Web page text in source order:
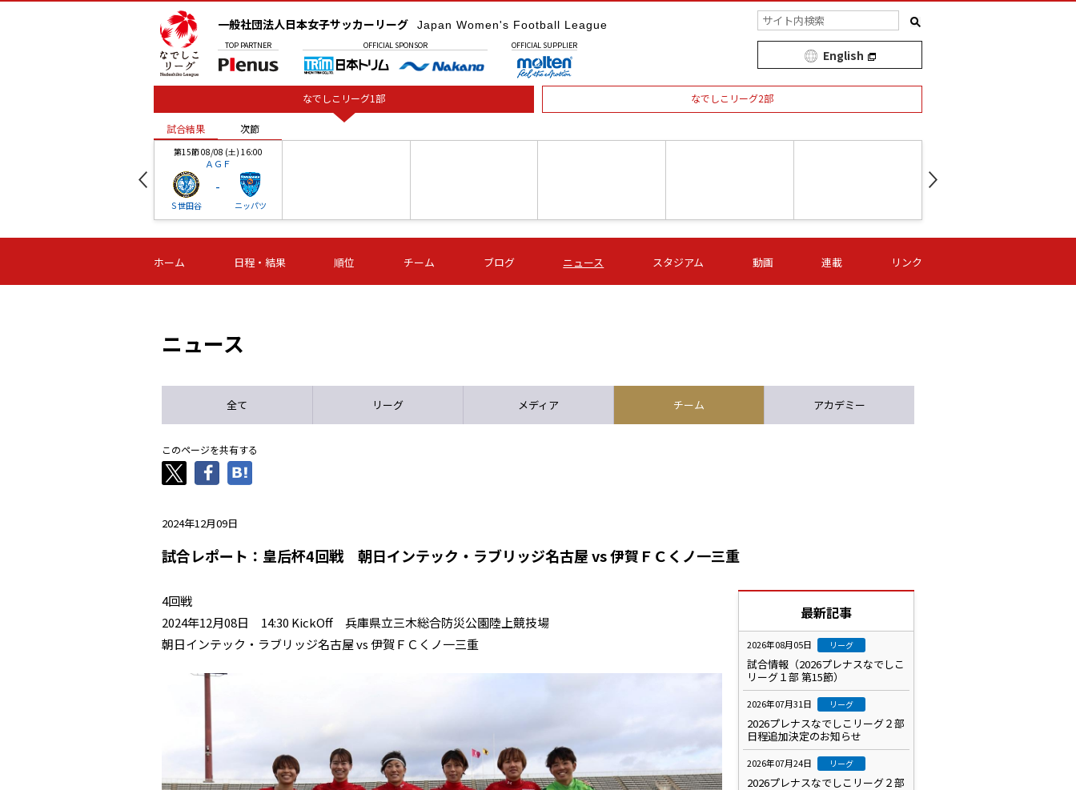
一般社団法人日本女子サッカーリーグ Japan Women's Football League
TOP PARTNER OFFICIAL SPONSOR OFFICIAL SUPPLIER
English
なでしこリーグ1部 なでしこリーグ2部
試合結果 次節
第15節 08/08 (土) 16:00
ＡＧＦ
Ｓ世田谷
-
ニッパツ
-
第16節 09/05 (土) 15:00
ニッパツ
-
第16節 09/05 (土) 15:00
石人の星
-
第16節 09/05 (土) 16:00
ＡＧＦ
-
いちご
-
第16節 09/06 (日) 15:00
-
第16節 09/06 (日) 15:00
- -
試合結果 次節
ホーム 日程・結果 順位 チーム ブログ ニュース スタジアム 動画 連載 リンク
ニュース
全て リーグ メディア チーム アカデミー
このページを共有する
2024年12月09日
試合レポート：皇后杯4回戦 朝日インテック・ラブリッジ名古屋 vs 伊賀ＦＣくノ一三重
4回戦
2024年12月08日 14:30 KickOff 兵庫県立三木総合防災公園陸上競技場
朝日インテック・ラブリッジ名古屋 vs 伊賀ＦＣくノ一三重
最新記事
2026年08月05日 リーグ
試合情報（2026プレナスなでしこ
リーグ１部 第15節）
2026年07月31日 リーグ
2026プレナスなでしこリーグ２部
日程追加決定のお知らせ
2026年07月24日 リーグ
2026プレナスなでしこリーグ２部